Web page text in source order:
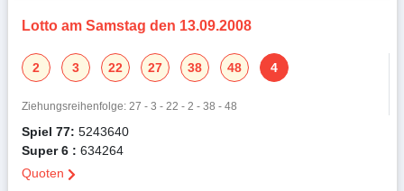
Lotto am Samstag den 13.09.2008
2 3 22 27 38 48 4
Ziehungsreihenfolge: 27 - 3 - 22 - 2 - 38 - 48
Spiel 77: 5243640
Super 6 : 634264
Quoten